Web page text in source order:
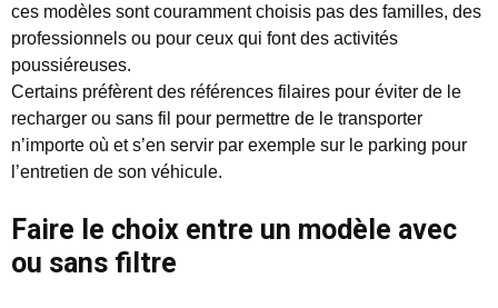
ces modèles sont couramment choisis pas des familles, des
professionnels ou pour ceux qui font des activités
poussiéreuses.
Certains préfèrent des références filaires pour éviter de le
recharger ou sans fil pour permettre de le transporter
n’importe où et s’en servir par exemple sur le parking pour
l’entretien de son véhicule.
Faire le choix entre un modèle avec
ou sans filtre